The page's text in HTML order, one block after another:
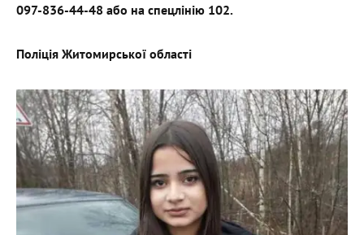
097-836-44-48 або на спецлінію 102.
Поліція Житомирської області